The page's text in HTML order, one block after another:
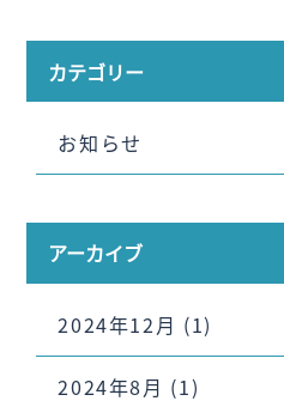
カテゴリー
お知らせ
アーカイブ
2024年12月 (1)
2024年8月 (1)